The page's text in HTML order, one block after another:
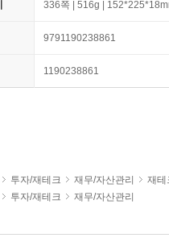
336쪽 | 516g |
9791190238861
1190238861
투자/재테크 재무/자산관리
재테
투자/재테크 재무/자산관리